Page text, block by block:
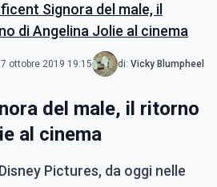
Signora del male, il
di Angelina Jolie al cinema
ottobre 2019 19:15 di: Vicky Blumpheel
del male, il ritorno
al cinema
Pictures, da oggi nelle